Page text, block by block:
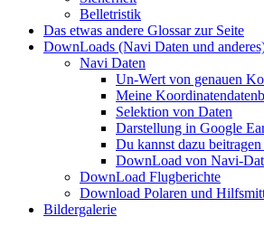
Belletristik
Das etwas andere Glossar zur Seite
DownLoads (Navi Daten und
Navi Daten
Un-Wert von genauen
Meine
Selektion von Daten
Darstellung in Google
Du kannst dazu beitragen
DownLoad von Navi-
DownLoad Flugberichte
Download Polaren und
Bildergalerie